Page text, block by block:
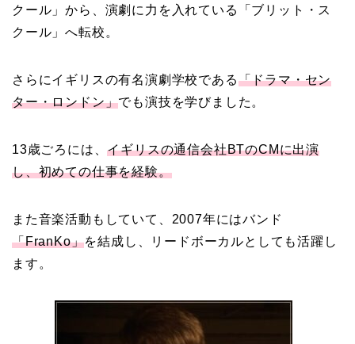
クール」から、演劇に力を入れている「ブリット・ス
クール」へ転校。
さらにイギリスの有名演劇学校である「ドラマ・セン
ター・ロンドン」でも演技を学びました。
13歳ごろには、イギリスの通信会社BTのCMに出演
し、初めての仕事を経験。
また音楽活動もしていて、2007年にはバンド
「FranKo」を結成し、リードボーカルとしても活躍し
ます。